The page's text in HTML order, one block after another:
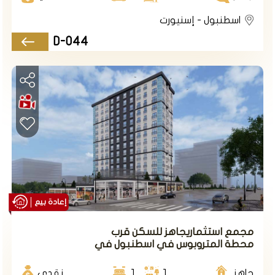
هي حديقة كبيرة وجميلة، تشتهر
بمسطحاتها المائية وشلالاتها الصناعية ومساحاتها الخضراء
الواسعة. توفر الحديقة العديد من المرافق الاجتماعية والرياضية
والتعليمية للزوار، مثل المسابح والنوادي والمكتبات والمسارح
متحف الشوكولاته:هو متحف فريد من نوعه في العالم،
يعرض هياكل ومجسمات مصنوعة بالكامل من
الشوكولاته. يمكن للزوار مشاهدة مراحل تصنيع الشوكولاته
وتذوقها وشرائها
مركز مرمرة بارك:
هو مول تجاري وترفيهي ضخم، يضم أكثر
من 250 محلاً تجارياً ومطعماً ومقهى، بالإضافة إلى سينما
ومنتزه ألعاب ومسجد. يتميز المول بتصميمه المعماري الرائع
وإطلالته البحرية الخلابة
المواصلات في أسنيورت
اسطنبول - إسنيورت
D-044
إعادة بيع
مجمع استثماريجاهز للسكن قرب
محطة المتروبوس في اسطنبول في
جاهز